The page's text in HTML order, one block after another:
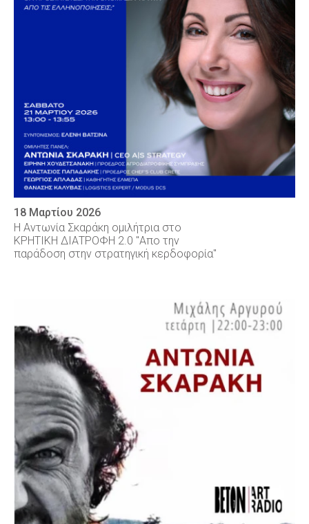
18 Μαρτίου 2026
Η Αντωνία Σκαράκη ομιλήτρια στο
ΚΡΗΤΙΚΗ ΔΙΑΤΡΟΦΗ 2.0 "Απο την
παράδοση στην στρατηγική κερδοφορία"